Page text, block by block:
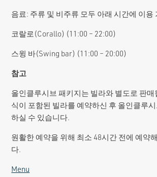
음료: 주류 및 비주류 모두 아래 시간에 이용
코랄로(Corallo) (11:00 – 22:00)
스윙 바(Swing bar) (11:00 – 20:00)
참고
올인클루시브 패키지는 빌라와 별도로 판
식이 포함된 빌라를 예약하신 후 올인클루
하실 수 있습니다.
원활한 예약을 위해 최소 48시간 전에 예약
다.
Menu